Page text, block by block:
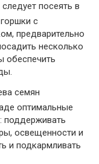
посеять в
с
предварительно
несколько
обеспечить
семян
оптимальные
поддерживать
освещенности и
и подкармливать